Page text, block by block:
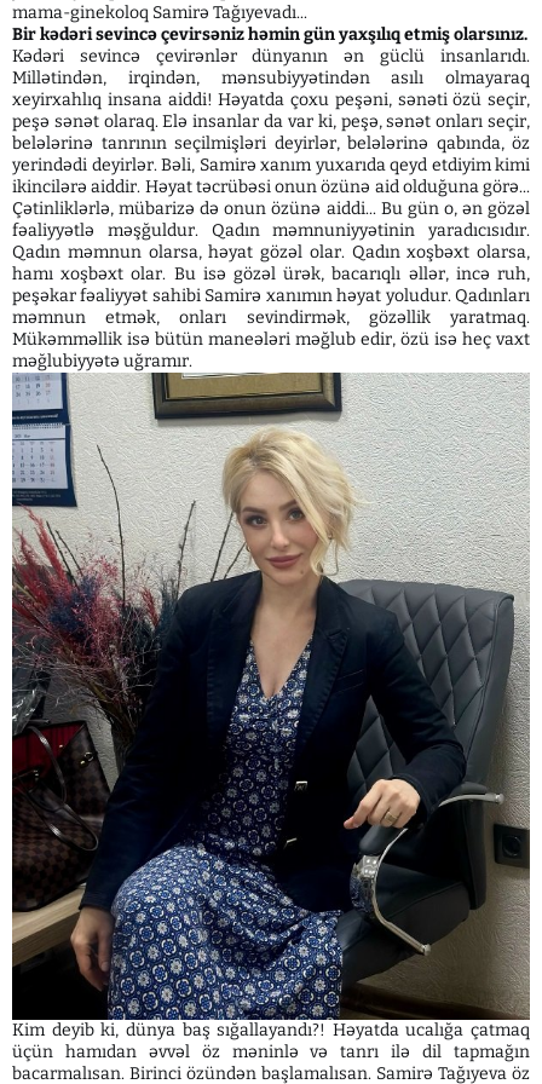
mama-ginekoloq Samirə Tağıyevadı...
Bir kədəri sevincə çevirsəniz həmin gün yaxşılıq etmiş olarsınız.
Kədəri sevincə çevirənlər dünyanın ən güclü insanlarıdı.
Millətindən, irqindən, mənsubiyyətindən asılı olmayaraq
xeyirxahlıq insana aiddi! Həyatda çoxu peşəni, sənəti özü seçir,
peşə sənət olaraq. Elə insanlar da var ki, peşə, sənət onları seçir,
belələrinə tanrının seçilmişləri deyirlər, belələrinə qabında, öz
yerindədi deyirlər. Bəli, Samirə xanım yuxarıda qeyd etdiyim kimi
ikincilərə aiddir. Həyat təcrübəsi onun özünə aid olduğuna görə...
Çətinliklərlə, mübarizə də onun özünə aiddi... Bu gün o, ən gözəl
fəaliyyətlə məşğuldur. Qadın məmnuniyyətinin yaradıcısıdır.
Qadın məmnun olarsa, həyat gözəl olar. Qadın xoşbəxt olarsa,
hamı xoşbəxt olar. Bu isə gözəl ürək, bacarıqlı əllər, incə ruh,
peşəkar fəaliyyət sahibi Samirə xanımın həyat yoludur. Qadınları
məmnun etmək, onları sevindirmək, gözəllik yaratmaq.
Mükəmməllik isə bütün maneələri məğlub edir, özü isə heç vaxt
məğlubiyyətə uğramır.
Kim deyib ki, dünya baş sığallayandı?! Həyatda ucalığa çatmaq
üçün hamıdan əvvəl öz məninlə və tanrı ilə dil tapmağın
bacarmalısan. Birinci özündən başlamalısan. Samirə Tağıyeva öz